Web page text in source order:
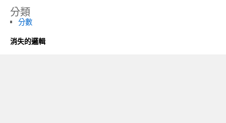
分類
分數
消失的邏輯